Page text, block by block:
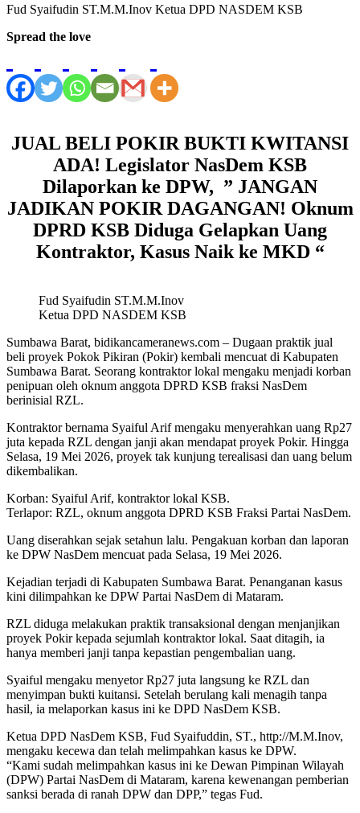
Fud Syaifudin ST.M.M.Inov Ketua DPD NASDEM KSB
Spread the love
JUAL BELI POKIR BUKTI KWITANSI
ADA! Legislator NasDem KSB
Dilaporkan ke DPW, ” JANGAN
JADIKAN POKIR DAGANGAN! Oknum
DPRD KSB Diduga Gelapkan Uang
Kontraktor, Kasus Naik ke MKD “
Fud Syaifudin ST.M.M.Inov
Ketua DPD NASDEM KSB
Sumbawa Barat, bidikancameranews.com – Dugaan praktik jual
beli proyek Pokok Pikiran (Pokir) kembali mencuat di Kabupaten
Sumbawa Barat. Seorang kontraktor lokal mengaku menjadi korban
penipuan oleh oknum anggota DPRD KSB fraksi NasDem
berinisial RZL.
Kontraktor bernama Syaiful Arif mengaku menyerahkan uang Rp27
juta kepada RZL dengan janji akan mendapat proyek Pokir. Hingga
Selasa, 19 Mei 2026, proyek tak kunjung terealisasi dan uang belum
dikembalikan.
Korban: Syaiful Arif, kontraktor lokal KSB.
Terlapor: RZL, oknum anggota DPRD KSB Fraksi Partai NasDem.
Uang diserahkan sejak setahun lalu. Pengakuan korban dan laporan
ke DPW NasDem mencuat pada Selasa, 19 Mei 2026.
Kejadian terjadi di Kabupaten Sumbawa Barat. Penanganan kasus
kini dilimpahkan ke DPW Partai NasDem di Mataram.
RZL diduga melakukan praktik transaksional dengan menjanjikan
proyek Pokir kepada sejumlah kontraktor lokal. Saat ditagih, ia
hanya memberi janji tanpa kepastian pengembalian uang.
Syaiful mengaku menyetor Rp27 juta langsung ke RZL dan
menyimpan bukti kuitansi. Setelah berulang kali menagih tanpa
hasil, ia melaporkan kasus ini ke DPD NasDem KSB.
Ketua DPD NasDem KSB, Fud Syaifuddin, ST., http://M.M.Inov,
mengaku kecewa dan telah melimpahkan kasus ke DPW.
“Kami sudah melimpahkan kasus ini ke Dewan Pimpinan Wilayah
(DPW) Partai NasDem di Mataram, karena kewenangan pemberian
sanksi berada di ranah DPW dan DPP,” tegas Fud.